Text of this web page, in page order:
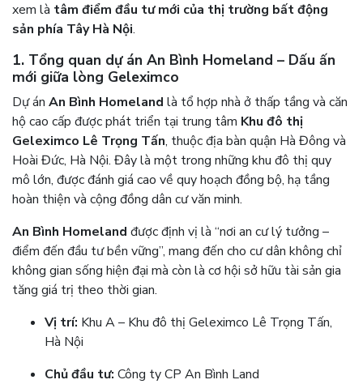
xem là tâm điểm đầu tư mới của thị trường bất động
sản phía Tây Hà Nội.
1. Tổng quan dự án An Bình Homeland – Dấu ấn
mới giữa lòng Geleximco
Dự án An Bình Homeland là tổ hợp nhà ở thấp tầng và căn
hộ cao cấp được phát triển tại trung tâm Khu đô thị
Geleximco Lê Trọng Tấn, thuộc địa bàn quận Hà Đông và
Hoài Đức, Hà Nội. Đây là một trong những khu đô thị quy
mô lớn, được đánh giá cao về quy hoạch đồng bộ, hạ tầng
hoàn thiện và cộng đồng dân cư văn minh.
An Bình Homeland được định vị là “nơi an cư lý tưởng –
điểm đến đầu tư bền vững”, mang đến cho cư dân không chỉ
không gian sống hiện đại mà còn là cơ hội sở hữu tài sản gia
tăng giá trị theo thời gian.
Vị trí: Khu A – Khu đô thị Geleximco Lê Trọng Tấn,
Hà Nội
Chủ đầu tư: Công ty CP An Bình Land